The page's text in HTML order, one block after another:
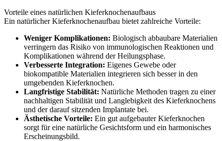
Vorteile eines natürlichen Kieferknochenaufbaus
Ein natürlicher Kieferknochenaufbau bietet zahlreiche Vorteile:
Weniger Komplikationen: Biologisch abbaubare Materialien
verringern das Risiko von immunologischen Reaktionen und
Komplikationen während der Heilungsphase.
Verbesserte Integration: Eigenes Gewebe oder
biokompatible Materialien integrieren sich besser in den
umgebenden Kieferknochen.
Langfristige Stabilität: Natürliche Methoden tragen zu einer
nachhaltigen Stabilität und Langlebigkeit des Kieferknochens
und der darauf sitzenden Implantate bei.
Ästhetische Vorteile: Ein gut aufgebauter Kieferknochen
sorgt für eine natürliche Gesichtsform und ein harmonisches
Erscheinungsbild.